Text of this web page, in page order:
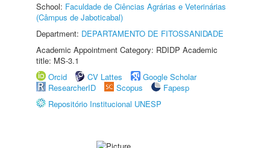
School: Faculdade de Ciências Agrárias e Veterinárias
(Câmpus de Jaboticabal)
Department: DEPARTAMENTO DE FITOSSANIDADE
Academic Appointment Category: RDIDP Academic
title: MS-3.1
Orcid
CV Lattes
Google Scholar
ResearcherID
Scopus
Fapesp
Repositório Institucional UNESP